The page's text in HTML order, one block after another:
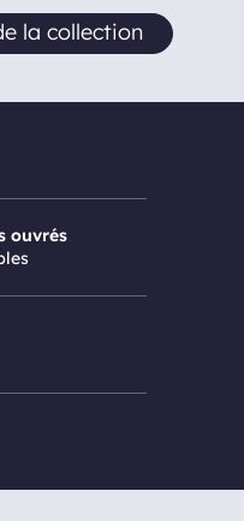
la collection
ouvrés